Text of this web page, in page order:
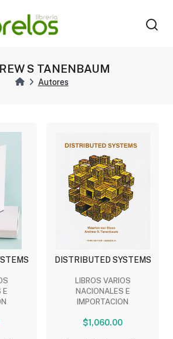
S TANENBAUM
Autores
E
DISTRIBUTED SYSTEMS
LIBROS VARIOS
NACIONALES E
IMPORTACION
$1,060.00